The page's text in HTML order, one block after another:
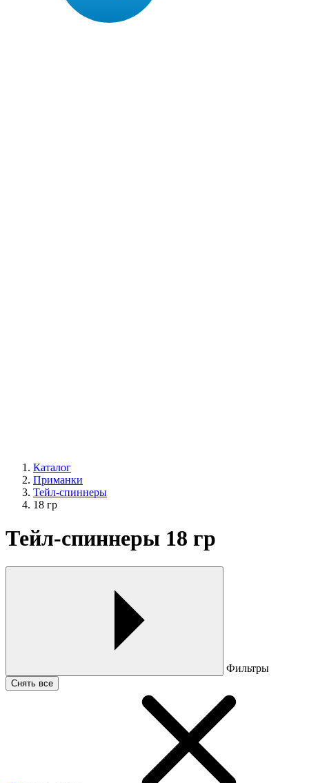
Каталог
Приманки
Тейл-спиннеры
18 гр
Тейл-спиннеры 18 гр
Фильтры
Снять все